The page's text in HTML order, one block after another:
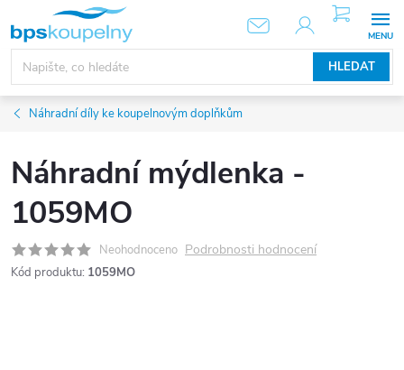
obsah
HLEDAT
NÁKUPNÍ
KOŠÍK
Náhradní díly ke koupelnovým doplňkům
Náhradní mýdlenka -
1059MO
Neohodnoceno Podrobnosti hodnocení
Kód produktu: 1059MO